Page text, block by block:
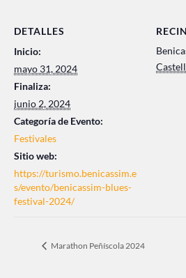
DETALLES
Inicio:
mayo 31, 2024
Finaliza:
junio 2, 2024
Categoría de Evento:
Festivales
Sitio web:
https://turismo.benicassim.e
s/evento/benicassim-blues-
festival-2024/
Marathon Peñíscola 2024